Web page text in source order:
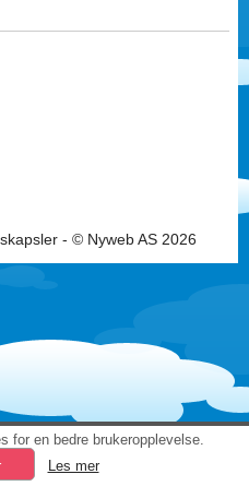
- © Nyweb AS 2026
for en bedre brukeropplevelse.
Les mer